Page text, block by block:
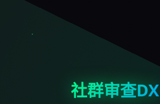
社群审查DX